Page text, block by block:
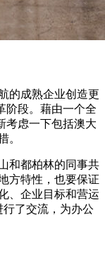
的成熟企业创造更
阶段。藉由一个全
考虑一下包括澳大
。
和都柏林的同事共
方特性，也要保证
、企业目标和营运
行了交流，为办公